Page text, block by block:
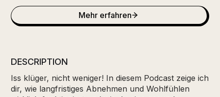
Mehr erfahren
DESCRIPTION
Iss klüger, nicht weniger! In diesem Podcast zeige ich
dir, wie langfristiges Abnehmen und Wohlfühlen